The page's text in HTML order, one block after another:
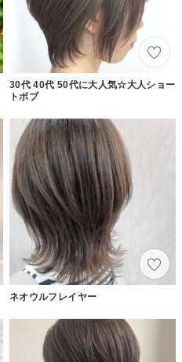
30代 40代 50代に大人気☆大人ショー
トボブ
ネオウルフレイヤー